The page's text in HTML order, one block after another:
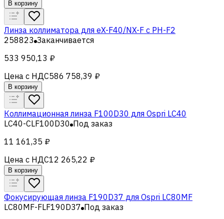
В корзину
Линза коллиматора для eX-F40/NX-F c PH-F2
258823 Заканчивается
533 950,13 ₽
Цена с НДС586 758,39 ₽
В корзину
Коллимационная линза F100D30 для Ospri LC40
LC40-CLF100D30 Под заказ
11 161,35 ₽
Цена с НДС12 265,22 ₽
В корзину
Фокусирующая линза F190D37 для Ospri LC80MF
LC80MF-FLF190D37 Под заказ